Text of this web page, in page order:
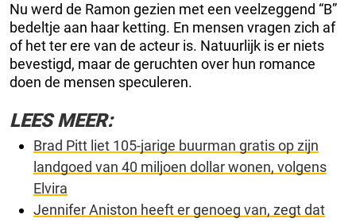
Nu werd de Ramon gezien met een veelzeggend “B”
bedeltje aan haar ketting. En mensen vragen zich af
of het ter ere van de acteur is. Natuurlijk is er niets
bevestigd, maar de geruchten over hun romance
doen de mensen speculeren.
LEES MEER:
Brad Pitt liet 105-jarige buurman gratis op zijn
landgoed van 40 miljoen dollar wonen, volgens
Elvira
Jennifer Aniston heeft er genoeg van, zegt dat